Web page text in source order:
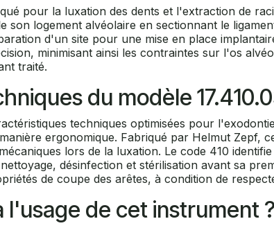
pour la luxation des dents et l'extraction de
logement alvéolaire en sectionnant le
d'un site pour une mise en place
minimisant ainsi les contraintes sur l'os
traité.
du modèle
techniques optimisées pour
ergonomique. Fabriqué par Helmut Zepf,
lors de la luxation. Le code 410
désinfection et stérilisation avant sa
de coupe des arêtes, à condition de
l'usage de cet instrument ?